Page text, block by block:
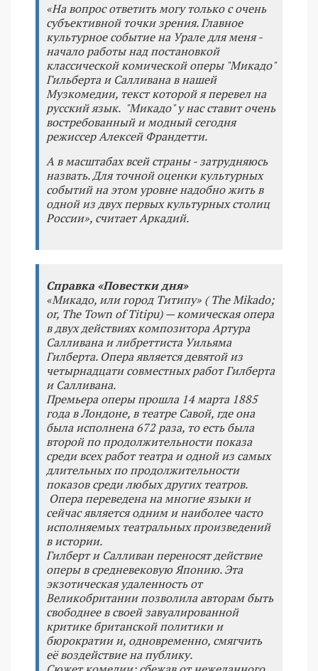
«На вопрос ответить могу только с очень
субъективной точки зрения. Главное
культурное событие на Урале для меня -
начало работы над постановкой
классической комической оперы "Микадо"
Гильберта и Салливана в нашей
Музкомедии, текст которой я перевел на
русский язык. "Микадо" у нас ставит очень
востребованный и модный сегодня
режиссер Алексей Франдетти.
А в масштабах всей страны - затрудняюсь
назвать. Для точной оценки культурных
событий на этом уровне надобно жить в
одной из двух первых культурных столиц
России», считает Аркадий.
Справка «Повестки дня»
«Микадо, или город Титипу» ( The Mikado;
or, The Town of Titipu) — комическая опера
в двух действиях композитора Артура
Салливана и либреттиста Уильяма
Гилберта. Опера является девятой из
четырнадцати совместных работ Гилберта
и Салливана.
Премьера оперы прошла 14 марта 1885
года в Лондоне, в театре Савой, где она
была исполнена 672 раза, то есть была
второй по продолжительности показа
среди всех работ театра и одной из самых
длительных по продолжительности
показов среди любых других театров.
Опера переведена на многие языки и
сейчас является одним и наиболее часто
исполняемых театральных произведений
в истории.
Гилберт и Салливан переносят действие
оперы в средневековую Японию. Эта
экзотическая удаленность от
Великобритании позволила авторам быть
свободнее в своей завуалированной
критике британской политики и
бюрократии и, одновременно, смягчить
её воздействие на публику.